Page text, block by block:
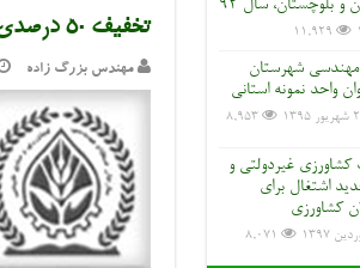
تخفیف ۵۰ درصدی عضویت سازمان نظام مهندسی کشاورزی
مهندس بزرگ زاده
بلوچستان، سال 92
11,929
مهندسی شهرستان
واحد نمونه استانی
8,953
کشاورزی غیردولتی و
اشتغال برای
کشاورزی
8,071